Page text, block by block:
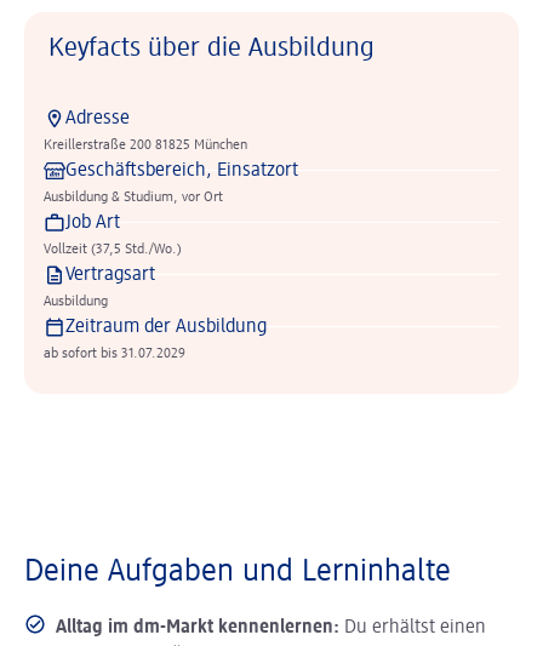
Keyfacts über die Ausbildung
Adresse
Kreillerstraße 200 81825 München
Geschäftsbereich, Einsatzort
Ausbildung & Studium, vor Ort
Job Art
Vollzeit (37,5 Std./Wo.)
Vertragsart
Ausbildung
Zeitraum der Ausbildung
ab sofort bis 31.07.2029
Deine Aufgaben und Lerninhalte
Alltag im dm-Markt kennenlernen: Du erhältst einen